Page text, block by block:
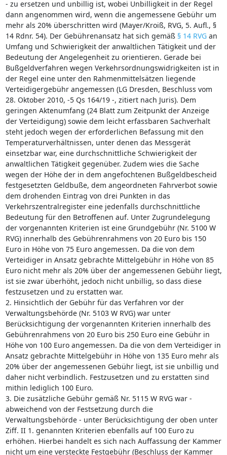
- zu ersetzen und unbillig ist, wobei Unbilligkeit in der Regel
dann angenommen wird, wenn die angemessene Gebühr um
mehr als 20% überschritten wird (Mayer/Kroiß, RVG, 5. Aufl., §
14 Rdnr. 54). Der Gebührenansatz hat sich gemäß § 14 RVGan
Umfang und Schwierigkeit der anwaltlichen Tätigkeit und der
Bedeutung der Angelegenheit zu orientieren. Gerade bei
Bußgeldverfahren wegen Verkehrsordnungswidrigkeiten ist in
der Regel eine unter den Rahmenmittelsätzen liegende
Verteidigergebühr angemessen (LG Dresden, Beschluss vom
28. Oktober 2010, -5 Qs 164/19 -, zitiert nach Juris). Dem
geringen Aktenumfang (24 Blatt zum Zeitpunkt der Anzeige
der Verteidigung) sowie dem leicht erfassbaren Sachverhalt
steht jedoch wegen der erforderlichen Befassung mit den
Temperaturverhältnissen, unter denen das Messgerät
einsetzbar war, eine durchschnittliche Schwierigkeit der
anwaltlichen Tätigkeit gegenüber. Zudem wies die Sache
wegen der Höhe der in dem angefochtenen Bußgeldbescheid
festgesetzten Geldbuße, dem angeordneten Fahrverbot sowie
dem drohenden Eintrag von drei Punkten in das
Verkehrszentralregister eine jedenfalls durchschnittliche
Bedeutung für den Betroffenen auf. Unter Zugrundelegung
der vorgenannten Kriterien ist eine Grundgebühr (Nr. 5100 W
RVG) innerhalb des Gebührenrahmens von 20 Euro bis 150
Euro in Höhe von 75 Euro angemessen. Da die von dem
Verteidiger in Ansatz gebrachte Mittelgebühr in Höhe von 85
Euro nicht mehr als 20% über der angemessenen Gebühr liegt,
ist sie zwar überhöht, jedoch nicht unbillig, so dass diese
festzusetzen und zu erstatten war.
2. Hinsichtlich der Gebühr für das Verfahren vor der
Verwaltungsbehörde (Nr. 5103 W RVG) war unter
Berücksichtigung der vorgenannten Kriterien innerhalb des
Gebührenrahmens von 20 Euro bis 250 Euro eine Gebühr in
Höhe von 100 Euro angemessen. Da die von dem Verteidiger in
Ansatz gebrachte Mittelgebühr in Höhe von 135 Euro mehr als
20% über der angemessenen Gebühr liegt, ist sie unbillig und
daher nicht verbindlich. Festzusetzen und zu erstatten sind
mithin lediglich 100 Euro.
3. Die zusätzliche Gebühr gemäß Nr. 5115 W RVG war -
abweichend von der Festsetzung durch die
Verwaltungsbehörde - unter Berücksichtigung der oben unter
Ziff. II 1. genannten Kriterien ebenfalls auf 100 Euro zu
erhöhen. Hierbei handelt es sich nach Auffassung der Kammer
nicht um eine versteckte Festgebühr (Beschluss der Kammer